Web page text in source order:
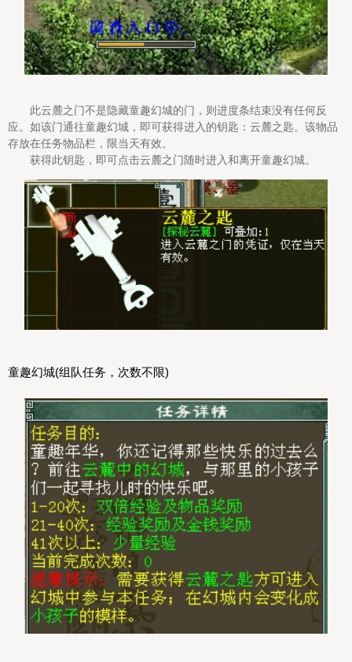
此云麓之门不是隐藏童趣幻城的门，则进度条结束没有任何反
应。如该门通往童趣幻城，即可获得进入的钥匙：云麓之匙。该物品
存放在任务物品栏，限当天有效。
获得此钥匙，即可点击云麓之门随时进入和离开童趣幻城。
童趣幻城(组队任务，次数不限)